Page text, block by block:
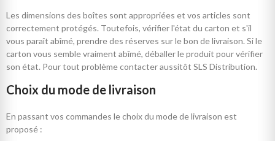
Les dimensions des boîtes sont appropriées et vos articles sont
correctement protégés. Toutefois, vérifier l'état du carton et s'il
vous paraît abîmé, prendre des réserves sur le bon de livraison. Si le
carton vous semble vraiment abîmé, déballer le produit pour vérifier
son état. Pour tout problème contacter aussitôt SLS Distribution.
Choix du mode de livraison
En passant vos commandes le choix du mode de livraison est
proposé :